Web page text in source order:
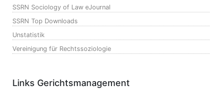
SSRN Sociology of Law eJournal
SSRN Top Downloads
Unstatistik
Vereinigung für Rechtssoziologie
Links Gerichtsmanagement